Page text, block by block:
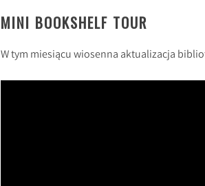
MINI BOOKSHELF TOUR
W tym miesiącu wiosenna aktualizacja